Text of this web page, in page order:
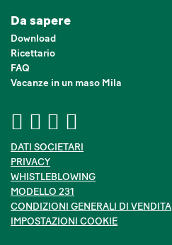
Da sapere
Download
Ricettario
FAQ
Vacanze in un maso Mila
DATI SOCIETARI
PRIVACY
WHISTLEBLOWING
MODELLO 231
CONDIZIONI GENERALI DI VENDITA
IMPOSTAZIONI COOKIE